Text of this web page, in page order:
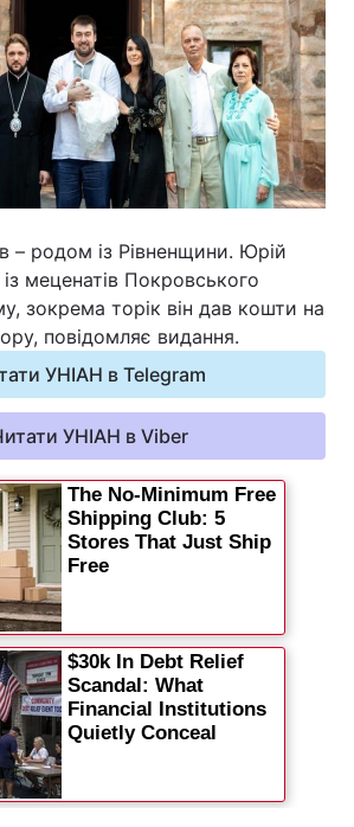
– родом із Рівненщини. Юрій
меценатів Покровського
зокрема торік він дав кошти на
повідомляє видання.
УНІАН в Telegram
УНІАН в Viber